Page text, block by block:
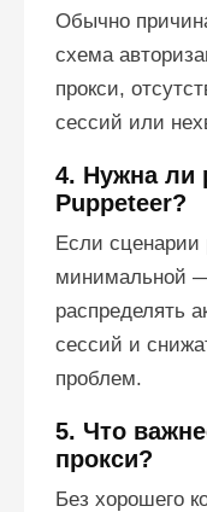
Обычно
схема
прокси,
сессий или
4. Нужна ли
Puppeteer?
Если сценарии
минимальной
распределять
сессий и
проблем.
5. Что
прокси?
Без хорошего